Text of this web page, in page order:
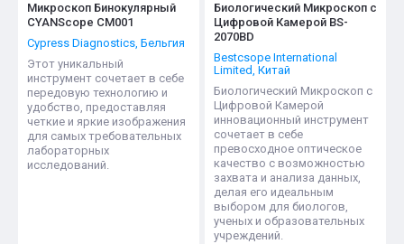
Микроскоп Бинокулярный
CYANScope СМ001
Cypress Diagnostics, Бельгия
Этот уникальный
инструмент сочетает в себе
передовую технологию и
удобство, предоставляя
четкие и яркие изображения
для самых требовательных
лабораторных
исследований.
Биологический Микроскоп с
Цифровой Камерой BS-
2070BD
Bestcsope International
Limited, Китай
Биологический Микроскоп с
Цифровой Камерой
инновационный инструмент
сочетает в себе
превосходное оптическое
качество с возможностью
захвата и анализа данных,
делая его идеальным
выбором для биологов,
ученых и образовательных
учреждений.